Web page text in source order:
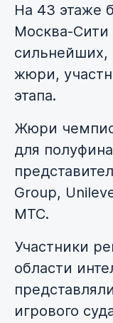
На 43 этаже
Москва-Сити
сильнейших,
жюри,
этапа.
Жюри
для
Group,
МТС.
Участники
области
игрового